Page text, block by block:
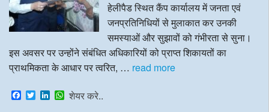
हेलीपैड स्थित कैंप कार्यालय में जनता एवं
जनप्रतिनिधियों से मुलाकात कर उनकी
समस्याओं और सुझावों को गंभीरता से सुना।
इस अवसर पर उन्होंने संबंधित अधिकारियों को प्राप्त शिकायतों का
प्राथमिकता के आधार पर त्वरित, … read more
F
a
T
w
L W
शेयर करे..